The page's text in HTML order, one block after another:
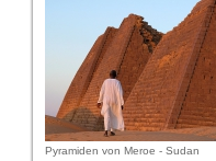
Pyramiden von Meroe - Sudan